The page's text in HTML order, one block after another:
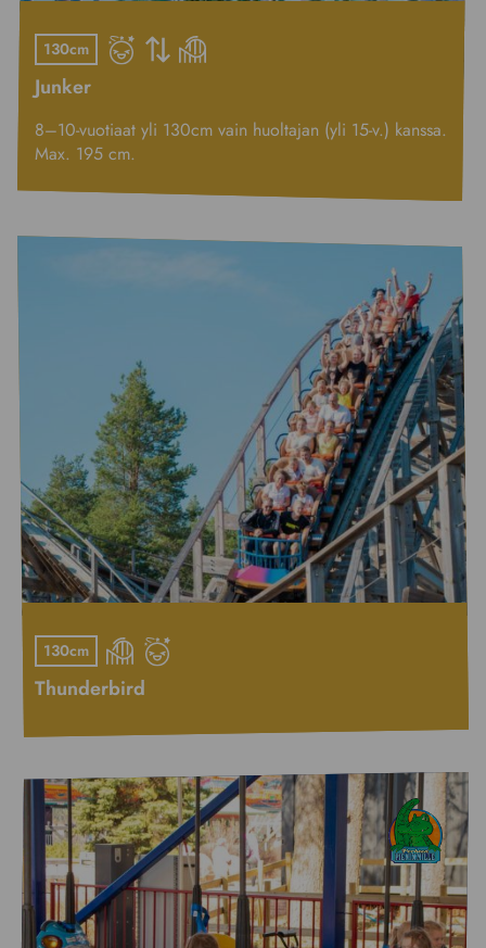
130cm
Junker
8–10-vuotiaat yli 130cm vain huoltajan (yli 15-v.) kanssa.
Max. 195 cm.
130cm
Thunderbird